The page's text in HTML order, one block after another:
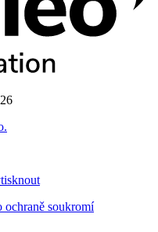
ochraně soukromí